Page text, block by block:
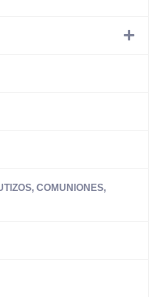
COMUNIONES,